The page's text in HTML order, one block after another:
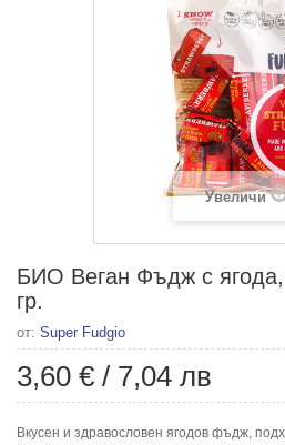
Увеличи
БИО Веган Фъдж с
гр.
от: Super Fudgio
3,60 € / 7,04 лв
Вкусен и здравословен ягодов фъдж,